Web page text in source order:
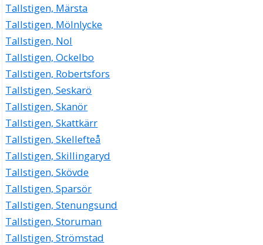
Tallstigen, Märsta
Tallstigen, Mölnlycke
Tallstigen, Nol
Tallstigen, Ockelbo
Tallstigen, Robertsfors
Tallstigen, Seskarö
Tallstigen, Skanör
Tallstigen, Skattkärr
Tallstigen, Skellefteå
Tallstigen, Skillingaryd
Tallstigen, Skövde
Tallstigen, Sparsör
Tallstigen, Stenungsund
Tallstigen, Storuman
Tallstigen, Strömstad